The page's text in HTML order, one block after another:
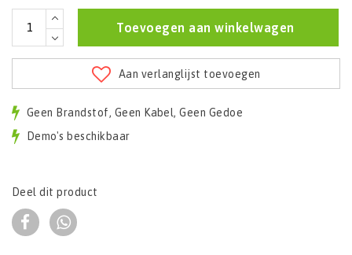
Toevoegen aan winkelwagen
Aan verlanglijst toevoegen
Geen Brandstof, Geen Kabel, Geen Gedoe
Demo's beschikbaar
Deel dit product